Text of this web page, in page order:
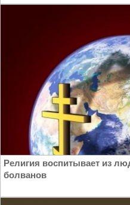
Религия воспитывает из
болванов